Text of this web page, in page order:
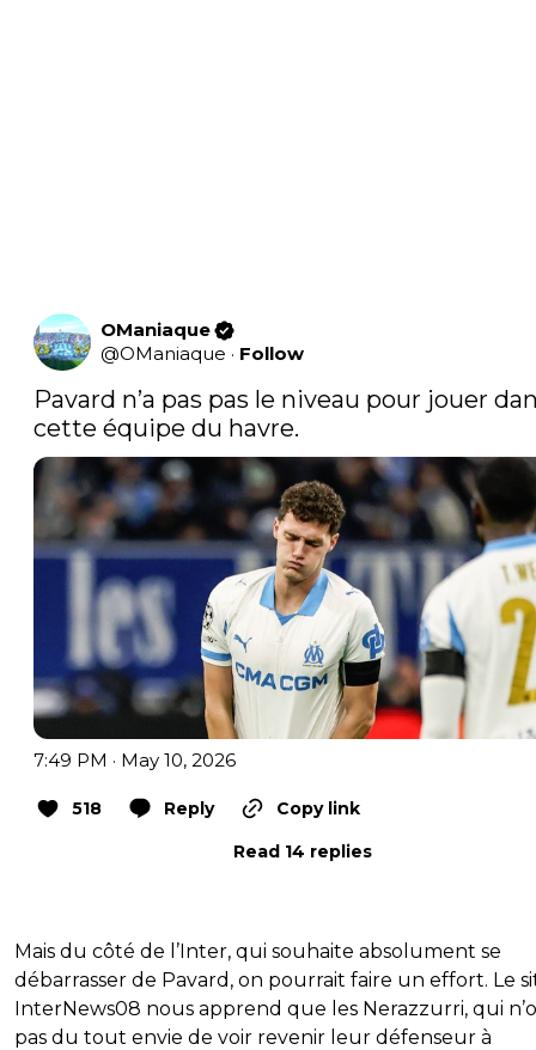
OManiaque
@OManiaque · Follow
Pavard n’a pas pas le niveau pour jouer
cette équipe du havre.
7:49 PM · May 10, 2026
518 Reply
Copy link
Read 14 replies
Mais du côté de l’Inter, qui souhaite absolument se
débarrasser de Pavard, on pourrait faire un effort. Le
InterNews08 nous apprend que les Nerazzurri, qui
pas du tout envie de voir revenir leur défenseur à